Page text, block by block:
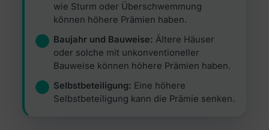
wie Sturm oder Überschwemmung
können höhere Prämien haben.
Baujahr und Bauweise: Ältere Häuser
oder solche mit unkonventioneller
Bauweise können höhere Prämien haben.
Selbstbeteiligung: Eine höhere
Selbstbeteiligung kann die Prämie senken.